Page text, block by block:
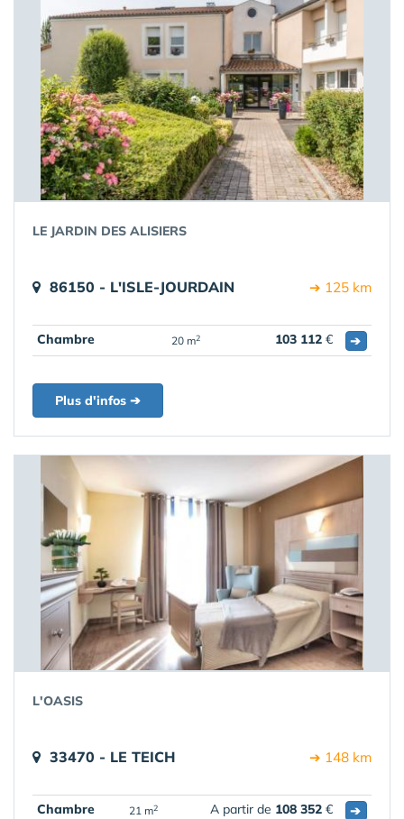
LE JARDIN DES ALISIERS
86150 - L'ISLE-JOURDAIN ➔ 125 km
Chambre 20 m2 103 112 € ➔
Plus d'infos ➔
L'OASIS
33470 - LE TEICH ➔ 148 km
Chambre 21 m2 A partir de 108 352 € ➔